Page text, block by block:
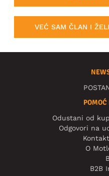
VEĆ SAM ČLAN I
Odustani od
Odgovori na
O
B2B